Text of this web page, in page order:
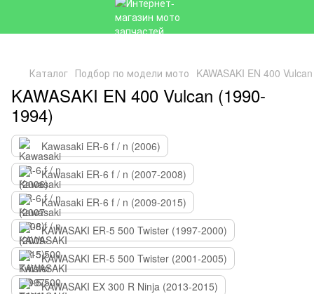
Каталог Подбор по модели мото KAWASAKI EN 400
KAWASAKI EN 400 Vulcan (1990-
1994)
Kawasaki ER-6 f / n (2006)
Kawasaki ER-6 f / n (2007-2008)
Kawasaki ER-6 f / n (2009-2015)
KAWASAKI ER-5 500 Twister (1997-2000)
KAWASAKI ER-5 500 Twister (2001-2005)
KAWASAKI EX 300 R Ninja (2013-2015)